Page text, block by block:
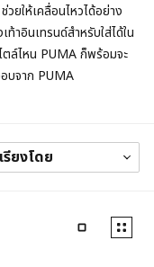
ยให้เคลื่อนไหวได้อย่าง
าอินเทรนด์สำหรับใส่ได้ใน
ล์ไหน PUMA ก็พร้อมจะ
บจาก PUMA